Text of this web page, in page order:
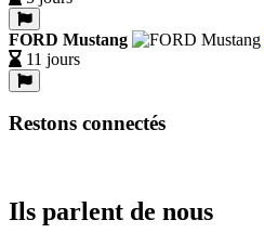
FORD Mustang
11 jours
Restons connectés
Ils parlent de nous